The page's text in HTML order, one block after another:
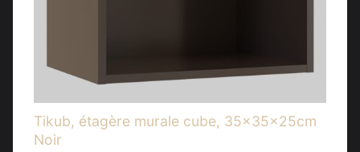
Tikub, étagère murale cube, 35x35x25cm
Noir